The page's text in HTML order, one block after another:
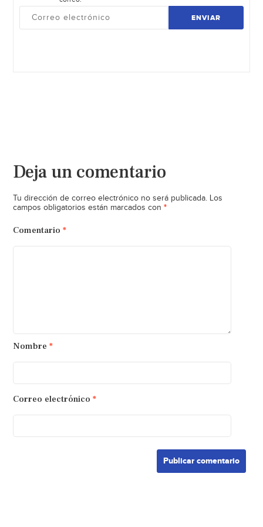
ENVIAR
Deja un comentario
Tu dirección de correo electrónico no será publicada. Los
campos obligatorios están marcados con *
Comentario *
Nombre *
Correo electrónico *